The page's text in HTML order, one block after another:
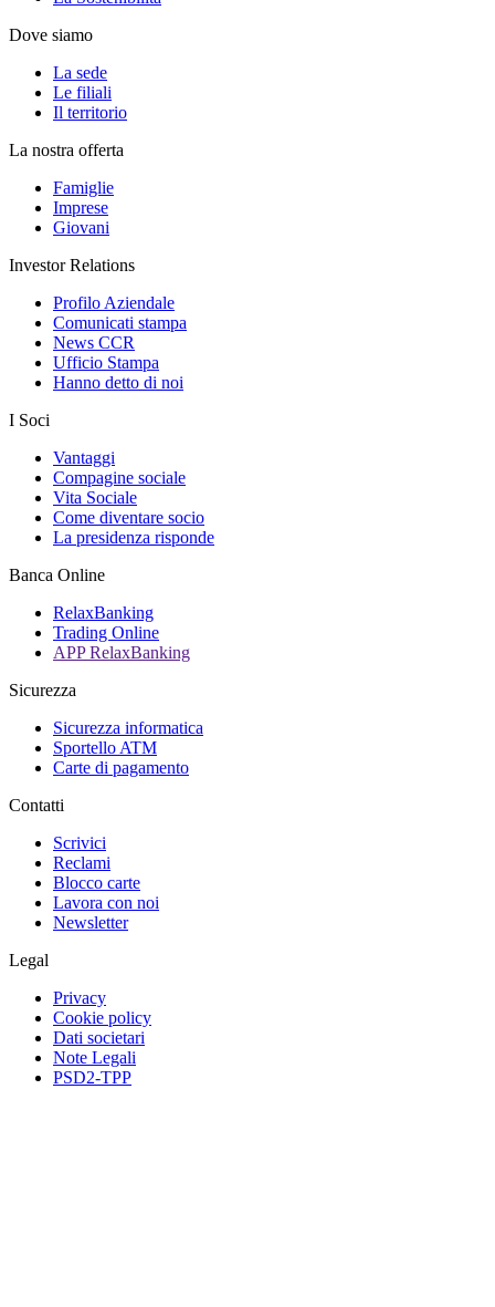
Dove siamo
La sede
Le filiali
Il territorio
La nostra offerta
Famiglie
Imprese
Giovani
Investor Relations
Profilo Aziendale
Comunicati stampa
News CCR
Ufficio Stampa
Hanno detto di noi
I Soci
Vantaggi
Compagine sociale
Vita Sociale
Come diventare socio
La presidenza risponde
Banca Online
RelaxBanking
Trading Online
APP RelaxBanking
Sicurezza
Sicurezza informatica
Sportello ATM
Carte di pagamento
Contatti
Scrivici
Reclami
Blocco carte
Lavora con noi
Newsletter
Legal
Privacy
Cookie policy
Dati societari
Note Legali
PSD2-TPP